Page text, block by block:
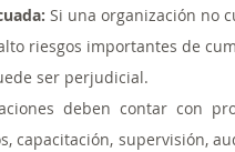
Si una organización no
riesgos importantes de
ser perjudicial.
deben contar con
capacitación, supervisión,